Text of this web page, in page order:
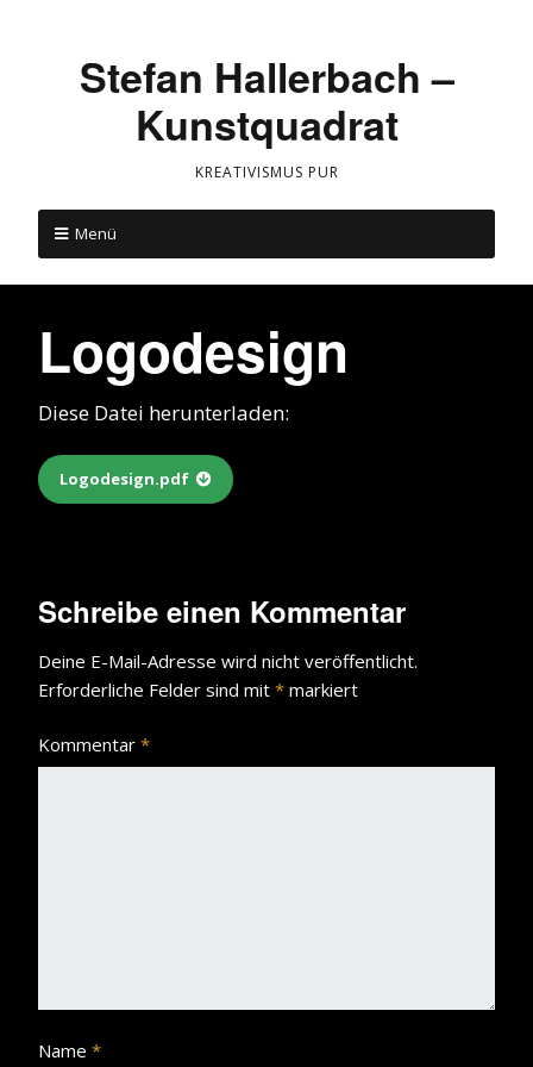
Stefan Hallerbach –
Kunstquadrat
KREATIVISMUS PUR
Menü
Logodesign
Diese Datei herunterladen:
Logodesign.pdf
Schreibe einen Kommentar
Deine E-Mail-Adresse wird nicht veröffentlicht.
Erforderliche Felder sind mit * markiert
Kommentar *
Name *